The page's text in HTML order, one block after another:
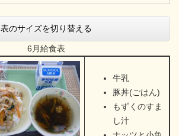
表のサイズを切り替える
6月給食表
牛乳
豚丼(ごはん)
もずくのすま
し汁